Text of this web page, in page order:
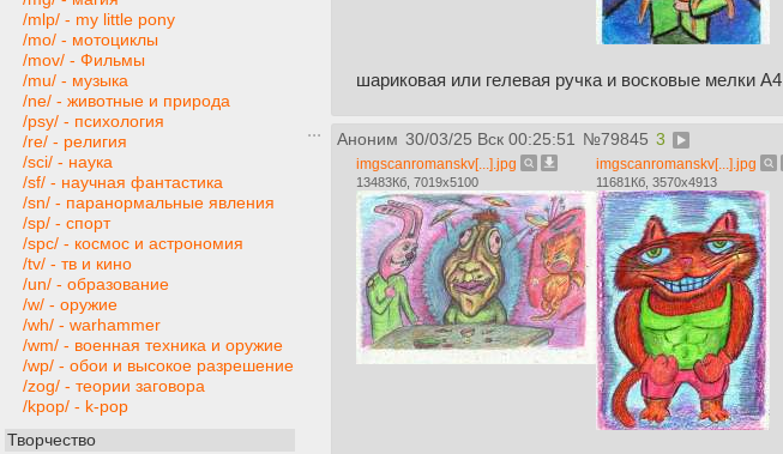
/mlp/ - my little pony
/mo/ - мотоциклы
/mov/ - Фильмы
/mu/ - музыка
/ne/ - животные и природа
/psy/ - психология
/re/ - религия
/sci/ - наука
/sf/ - научная фантастика
/sn/ - паранормальные явления
/sp/ - спорт
/spc/ - космос и астрономия
/tv/ - тв и кино
/un/ - образование
/w/ - оружие
/wh/ - warhammer
/wm/ - военная техника и оружие
/wp/ - обои и высокое разрешение
/zog/ - теории заговора
/kpop/ - k-pop
Творчество
шариковая или гелевая ручка и восковые мелки А4
Аноним 30/03/25 Вск 00:25:51 №79845 3
imgscanromanskv[...].jpg
13483Кб, 7019x5100
imgscanromanskv[...].jpg
11681Кб, 3570x4913